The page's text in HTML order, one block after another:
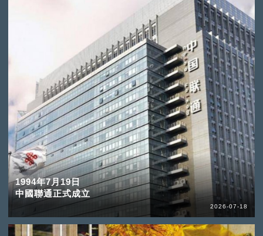
1994年7月19日
中國聯通正式成立
2026-07-18